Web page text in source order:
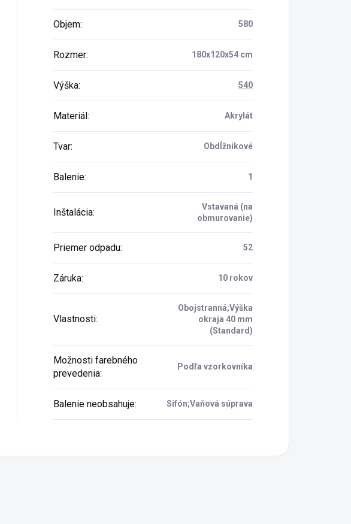
Objem: 580
Rozmer: 180x120x54 cm
Výška: 540
Materiál: Akrylát
Tvar: Obdĺžnikové
Balenie: 1
Inštalácia:
Vstavaná (na
obmurovanie)
Priemer odpadu: 52
Záruka: 10 rokov
Vlastnosti:
Obojstranná;Výška
okraja 40 mm
(Standard)
Možnosti farebného
prevedenia:
Podľa vzorkovníka
Balenie neobsahuje: Sifón;Vaňová súprava